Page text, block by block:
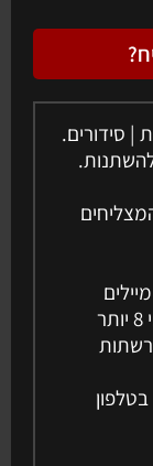
| סידורים.
המנהלים המצליחים
* צופים פי 5 פחות בטלוויזה ונמצאים פי 8 יותר